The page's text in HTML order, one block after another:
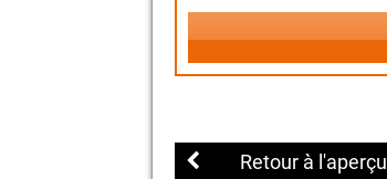
Retour à l'aperçu